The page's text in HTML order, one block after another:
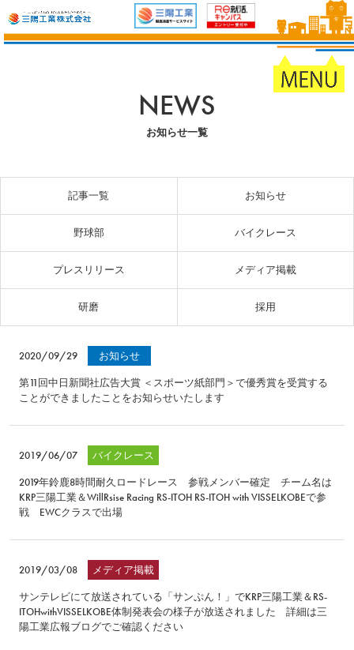
NEWS
お知らせ一覧
記事一覧 お知らせ
野球部 バイクレース
プレスリリース メディア掲載
研磨 採用
第11回中日新聞社広告大賞 ＜スポーツ紙部門＞で優秀賞を受賞する
ことができましたことをお知らせいたします
2020/09/29 お知らせ
2019年鈴鹿8時間耐久ロードレース 参戦メンバー確定 チーム名は
KRP三陽工業＆WillRsise Racing RS-ITOH RS-ITOH with VISSELKOBEで参
戦 EWCクラスで出場
2019/06/07 バイクレース
サンテレビにて放送されている「サンぷん！」でKRP三陽工業＆RS-
ITOHwithVISSELKOBE体制発表会の様子が放送されました 詳細は三
陽工業広報ブログでご確認ください
2019/03/08 メディア掲載